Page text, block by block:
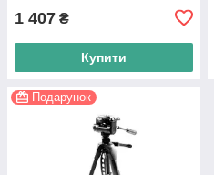
1 407 ₴
Купити
Подарунок